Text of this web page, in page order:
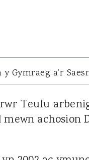
Gymraeg a’r
Teulu
achosion